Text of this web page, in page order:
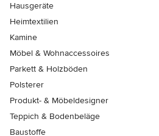
Hausgeräte
Heimtextilien
Kamine
Möbel & Wohnaccessoires
Parkett & Holzböden
Polsterer
Produkt- & Möbeldesigner
Teppich & Bodenbeläge
Baustoffe